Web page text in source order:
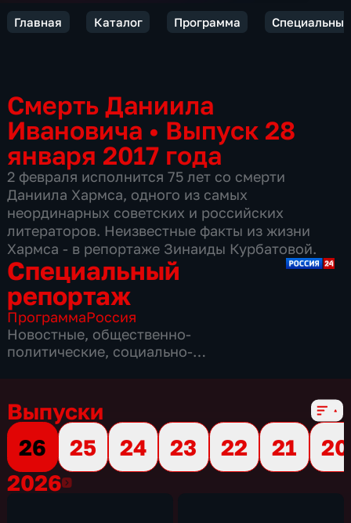
Главная Каталог Программа
Смерть Даниила
Ивановича • Выпуск 28
января 2017 года
2 февраля исполнится 75 лет со смерти
Даниила Хармса, одного из самых
неординарных советских и российских
литераторов. Неизвестные факты из жизни
Хармса - в репортаже Зинаиды Курбатовой.
Специальный
репортаж
ПрограммаРоссия
Новостные, общественно-
политические, социально-
Выпуски
26
25 24 23 22 21
20
20262026